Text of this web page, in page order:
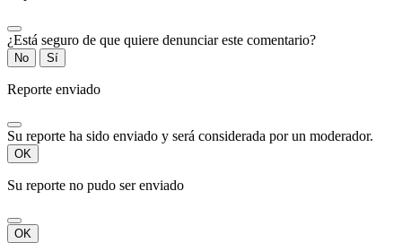
¿Está seguro de que quiere denunciar este comentario?
No Sí
Reporte enviado
Su reporte ha sido enviado y será considerada por un moderador.
OK
Su reporte no pudo ser enviado
OK